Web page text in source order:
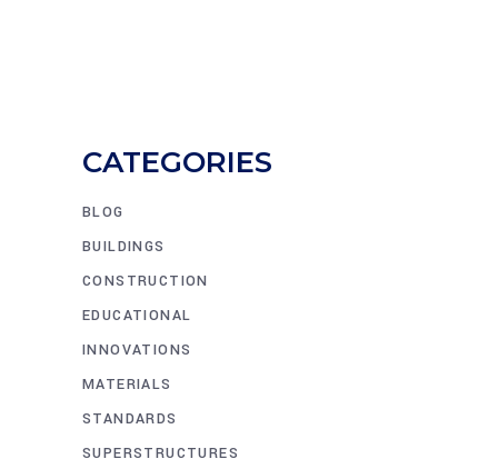
CATEGORIES
BLOG
BUILDINGS
CONSTRUCTION
EDUCATIONAL
INNOVATIONS
MATERIALS
STANDARDS
SUPERSTRUCTURES